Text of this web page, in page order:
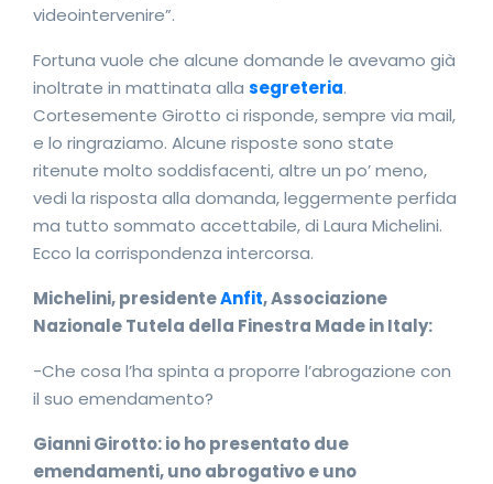
videointervenire”.
Fortuna vuole che alcune domande le avevamo già
inoltrate in mattinata alla segreteria.
Cortesemente Girotto ci risponde, sempre via mail,
e lo ringraziamo. Alcune risposte sono state
ritenute molto soddisfacenti, altre un po’ meno,
vedi la risposta alla domanda, leggermente perfida
ma tutto sommato accettabile, di Laura Michelini.
Ecco la corrispondenza intercorsa.
Michelini, presidenteAnfit, Associazione
Nazionale Tutela della Finestra Made in Italy:
-Che cosa l’ha spinta a proporre l’abrogazione con
il suo emendamento?
Gianni Girotto: io ho presentato due
emendamenti, uno abrogativo e uno